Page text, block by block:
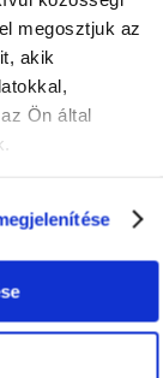
megosztjuk az
akik
Ön által
értékelés
után